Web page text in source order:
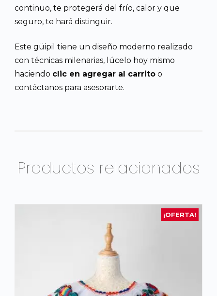
continuo, te protegerá del frío, calor y que
seguro, te hará distinguir.
Este güipil tiene un diseño moderno realizado
con técnicas milenarias, lúcelo hoy mismo
haciendo clic en agregar al carrito o
contáctanos para asesorarte.
Productos relacionados
¡OFERTA!